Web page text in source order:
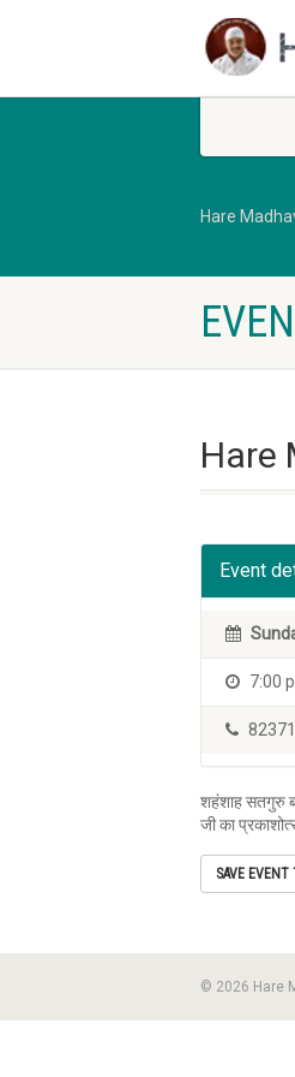
Hare
Hare
Event
7:00
शहंशाह सतगुरु
जी का
SAVE EVENT
© 2026 Hare